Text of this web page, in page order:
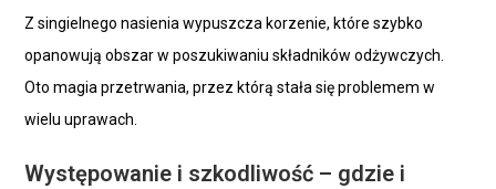
Z singielnego nasienia wypuszcza korzenie, które szybko
opanowują obszar w poszukiwaniu składników odżywczych.
Oto magia przetrwania, przez którą stała się problemem w
wielu uprawach.
Występowanie i szkodliwość – gdzie i